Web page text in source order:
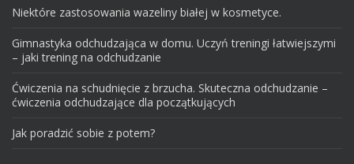
Niektóre zastosowania wazeliny białej w kosmetyce.
Gimnastyka odchudzająca w domu. Uczyń treningi łatwiejszymi
– jaki trening na odchudzanie
Ćwiczenia na schudnięcie z brzucha. Skuteczna odchudzanie –
ćwiczenia odchudzające dla początkujących
Jak poradzić sobie z potem?